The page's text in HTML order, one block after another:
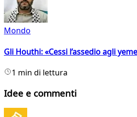
Mondo
Gli Houthi: «Cessi l’assedio agli
1 min di lettura
Idee e commenti